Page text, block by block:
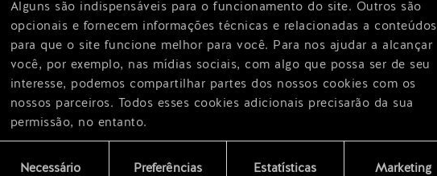
Alguns são indispensáveis para o funcionamento do site. Outros são
opcionais e fornecem informações técnicas e relacionadas a conteúdos
para que o site funcione melhor para você. Para nos ajudar a alcançar
você, por exemplo, nas mídias sociais, com algo que possa ser de seu
interesse, podemos compartilhar partes dos nossos cookies com os
nossos parceiros. Todos esses cookies adicionais precisarão da sua
permissão, no entanto.
Você encontrará todos os detalhes sobre o uso de cookies e poderá
Necessário Preferências Estatísticas Marketing